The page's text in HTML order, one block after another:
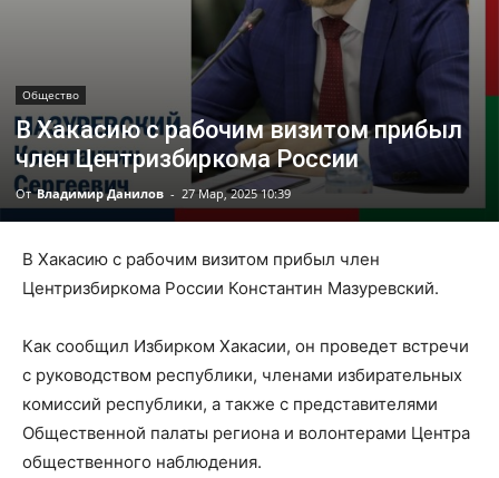
Общество
В Хакасию с рабочим визитом прибыл
член Центризбиркома России
От Владимир Данилов - 27 Мар, 2025 10:39
В Хакасию с рабочим визитом прибыл член
Центризбиркома России Константин Мазуревский.
Как сообщил Избирком Хакасии, он проведет встречи
с руководством республики, членами избирательных
комиссий республики, а также с представителями
Общественной палаты региона и волонтерами Центра
общественного наблюдения.